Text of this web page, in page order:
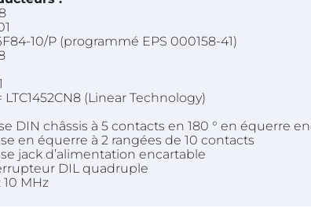
10/P (programmé EPS 000158-41)
LTC1452CN8 (Linear Technology)
DIN châssis à 5 contacts en 180 ° en équerre
en équerre à 2 rangées de 10 contacts
jack d’alimentation encartable
DIL quadruple
10 MHz